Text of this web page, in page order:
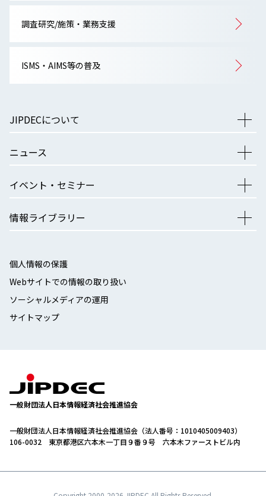
調査研究/施策・業務支援
ISMS・AIMS等の普及
JIPDECについて
ニュース
イベント・セミナー
情報ライブラリー
個人情報の保護
Webサイトでの情報の取り扱い
ソーシャルメディアの運用
サイトマップ
一般財団法人日本情報経済社会推進協会
一般財団法人日本情報経済社会推進協会（法人番号：1010405009403）
106-0032 東京都港区六本木一丁目９番９号 六本木ファーストビル内